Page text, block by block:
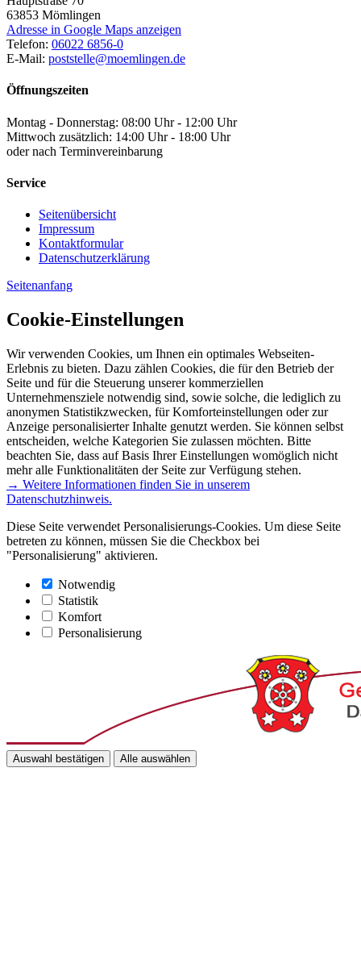
63853 Mömlingen
Adresse in Google Maps anzeigen
Telefon: 06022 6856-0
E-Mail: poststelle@moemlingen.de
Öffnungszeiten
Montag - Donnerstag: 08:00 Uhr - 12:00 Uhr
Mittwoch zusätzlich: 14:00 Uhr - 18:00 Uhr
oder nach Terminvereinbarung
Service
Seitenübersicht
Impressum
Kontaktformular
Datenschutzerklärung
Seitenanfang
Cookie-Einstellungen
Wir verwenden Cookies, um Ihnen ein optimales Webseiten-
Erlebnis zu bieten. Dazu zählen Cookies, die für den Betrieb der
Seite und für die Steuerung unserer kommerziellen
Unternehmensziele notwendig sind, sowie solche, die lediglich zu
anonymen Statistikzwecken, für Komforteinstellungen oder zur
Anzeige personalisierter Inhalte genutzt werden. Sie können selbst
entscheiden, welche Kategorien Sie zulassen möchten. Bitte
beachten Sie, dass auf Basis Ihrer Einstellungen womöglich nicht
mehr alle Funktionalitäten der Seite zur Verfügung stehen.
→ Weitere Informationen finden Sie in unserem
Datenschutzhinweis.
Diese Seite verwendet Personalisierungs-Cookies. Um diese Seite
betreten zu können, müssen Sie die Checkbox bei
"Personalisierung" aktivieren.
Notwendig
Statistik
Komfort
Personalisierung
Auswahl bestätigen Alle auswählen